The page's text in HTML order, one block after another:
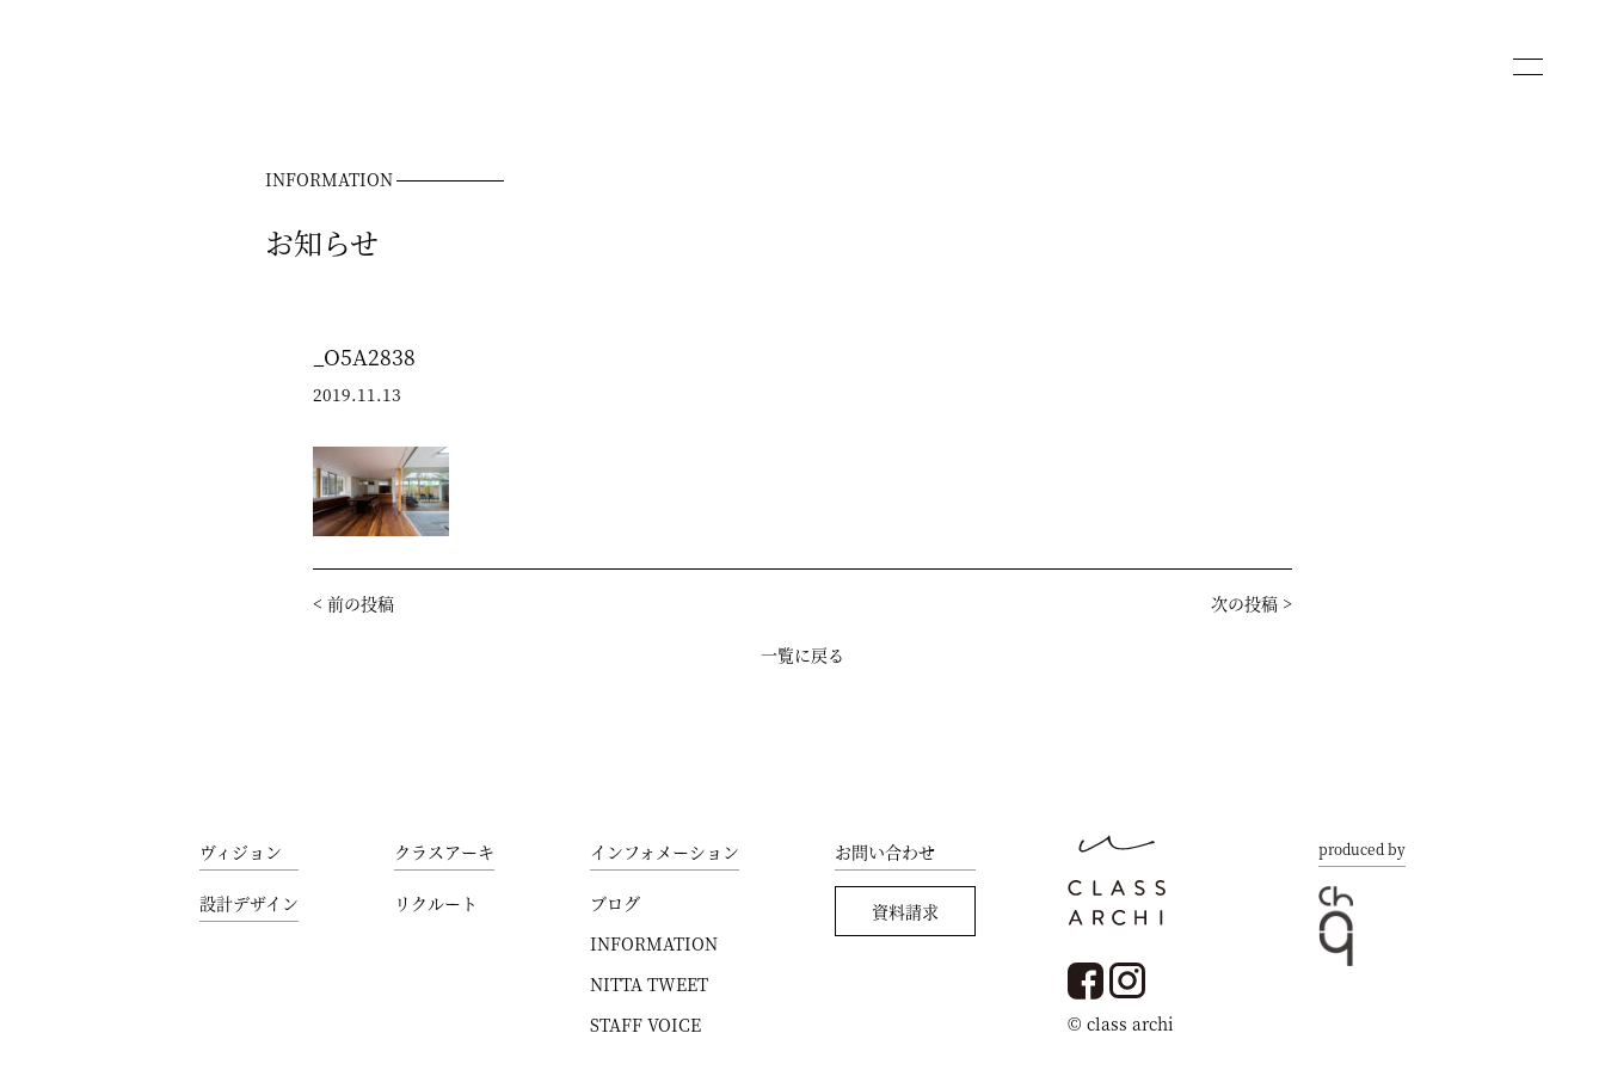
INFORMATION
お知らせ
_O5A2838
2019.11.13
< 前の投稿 次の投稿 >
一覧に戻る
ヴィジョン
設計デザイン
クラスアーキ
リクルート
インフォメーション
ブログ
INFORMATION
NITTA TWEET
STAFF VOICE
お問い合わせ
資料請求
© class archi
produced by